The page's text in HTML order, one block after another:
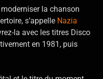
la chanson
s’appelle Nazia
la avec les titres Disco
en 1981, puis